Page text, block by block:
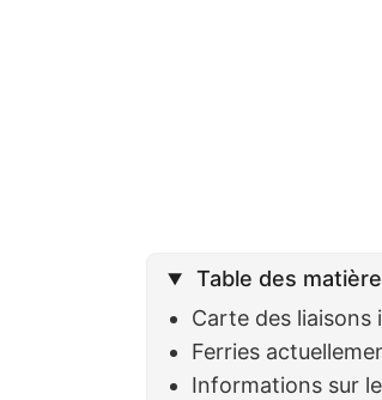
Table des
Carte des liaisons
Ferries
Informations sur